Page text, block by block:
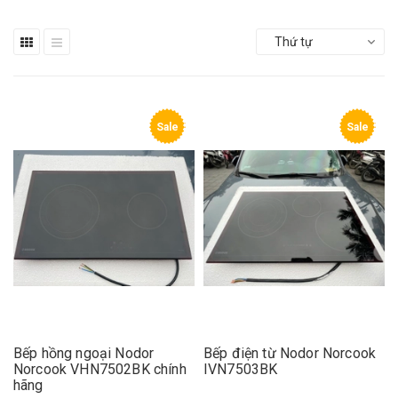
Thứ tự
Sale
Bếp hồng ngoại Nodor
Norcook VHN7502BK chính
hãng
Sale
Bếp điện từ Nodor Norcook
IVN7503BK